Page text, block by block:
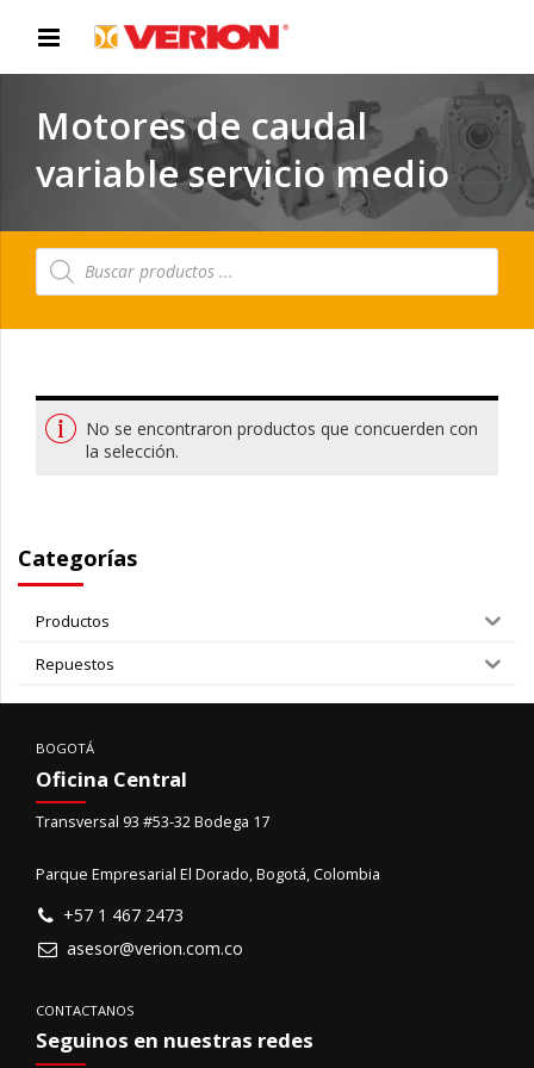
Motores de caudal
variable servicio medio
Búsqueda
de
No se encontraron productos que concuerden con
la selección.
Categorías
Productos
Repuestos
BOGOTÁ
Oficina Central
Transversal 93 #53-32 Bodega 17
Parque Empresarial El Dorado, Bogotá, Colombia
+57 1 467 2473
asesor@verion.com.co
CONTACTANOS
Seguinos en nuestras redes